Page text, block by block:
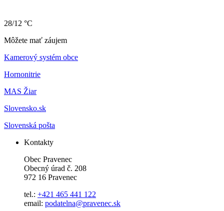
28/12 °C
Môžete mať záujem
Kamerový systém obce
Hornonitrie
MAS Žiar
Slovensko.sk
Slovenská pošta
Kontakty
Obec Pravenec
Obecný úrad č. 208
972 16 Pravenec
tel.: +421 465 441 122
email: podatelna@pravenec.sk